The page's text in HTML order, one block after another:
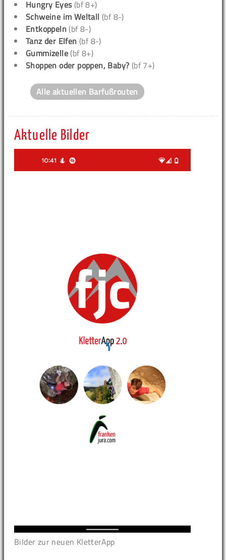
Hungry Eyes(bf 8+)
Schweine im Weltall (bf 8-)
Entkoppeln (bf 8-)
Tanz der Elfen (bf 8-)
Gummizelle (bf 8+)
Shoppen oder poppen, Baby? (bf 7+)
Alle aktuellen Barfußrouten
Aktuelle Bilder
Bilder zur neuen KletterApp